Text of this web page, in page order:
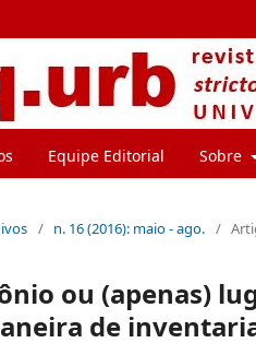
Equipe Editorial Sobre
/ n. 16 (2016): maio - ago. /
ou (apenas)
de